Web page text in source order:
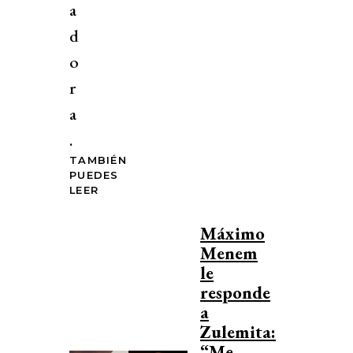
a
d
o
r
a
.
TAMBIÉN
PUEDES
LEER
Máximo
Menem
le
responde
a
Zulemita: